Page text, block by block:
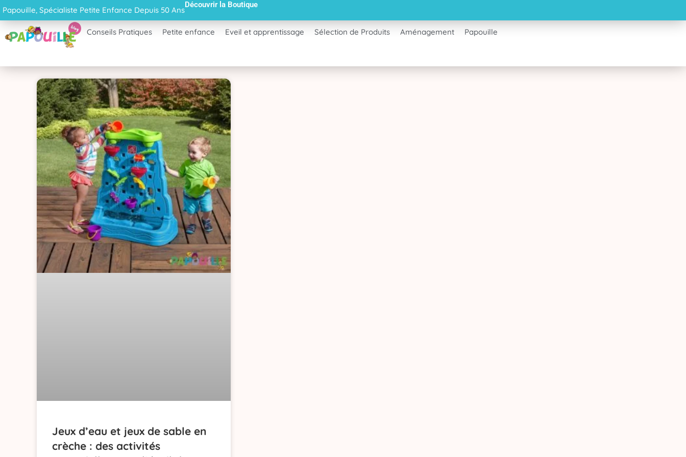
Aller
contenu
Papouille, Spécialiste Petite Enfance Depuis 50 Ans
Découvrir la Boutique
Conseils Pratiques Petite enfance Eveil et apprentissage Sélection de Produits Aménagement Papouille
Jeux d’eau et jeux de sable en
crèche : des activités